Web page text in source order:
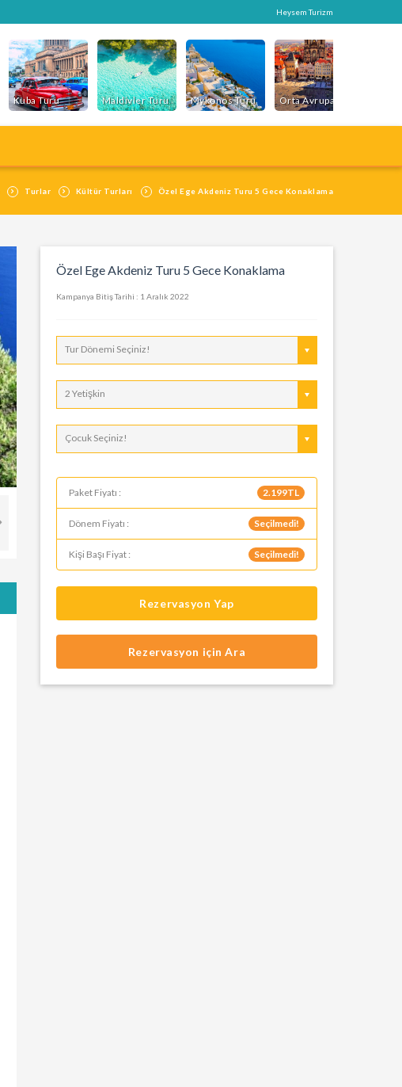
Heysem Turizm
Kuba Turu Maldivler Turu Mykonos Turu
Turlar Kültür Turları Özel Ege Akdeniz Turu 5 Gece Konaklama
Özel Ege Akdeniz Turu 5 Gece Konaklama
Kampanya Bitiş Tarihi : 1 Aralık 2022
Tur Dönemi Seçiniz!
2 Yetişkin
Çocuk Seçiniz!
Paket Fiyatı : 2.199TL
Dönem Fiyatı : Seçilmedi!
Kişi Başı Fiyat : Seçilmedi!
Rezervasyon Yap
Rezervasyon için Ara